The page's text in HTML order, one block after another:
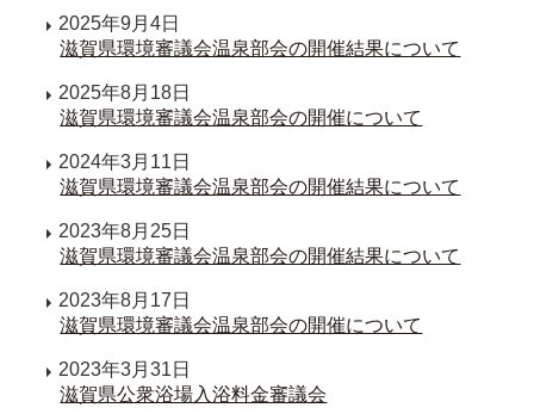
2025年9月4日
滋賀県環境審議会温泉部会の開催結果について
2025年8月18日
滋賀県環境審議会温泉部会の開催について
2024年3月11日
滋賀県環境審議会温泉部会の開催結果について
2023年8月25日
滋賀県環境審議会温泉部会の開催結果について
2023年8月17日
滋賀県環境審議会温泉部会の開催について
2023年3月31日
滋賀県公衆浴場入浴料金審議会